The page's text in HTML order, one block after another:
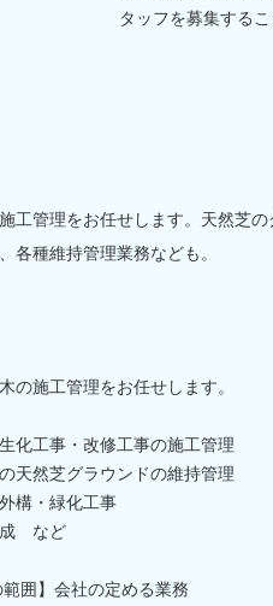
タッフを募集するこ
工管理をお任せします。天然芝
各種維持管理業務なども。
の施工管理をお任せします。
化工事・改修工事の施工管理
天然芝グラウンドの維持管理
構・緑化工事
成 など
囲】会社の定める業務